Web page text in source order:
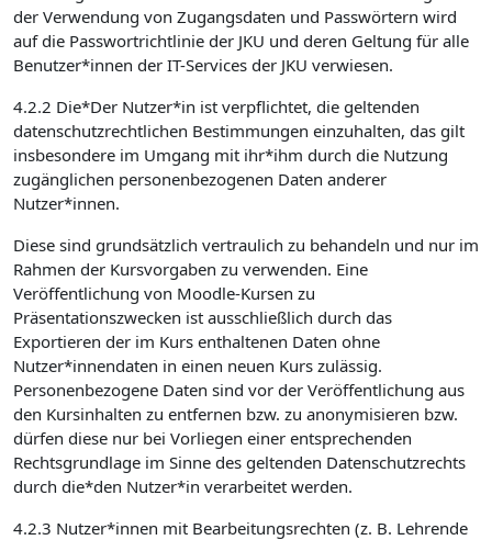
der Verwendung von Zugangsdaten und Passwörtern wird
auf die Passwortrichtlinie der JKU und deren Geltung für alle
Benutzer*innen der IT-Services der JKU verwiesen.
4.2.2 Die*Der Nutzer*in ist verpflichtet, die geltenden
datenschutzrechtlichen Bestimmungen einzuhalten, das gilt
insbesondere im Umgang mit ihr*ihm durch die Nutzung
zugänglichen personenbezogenen Daten anderer
Nutzer*innen.
Diese sind grundsätzlich vertraulich zu behandeln und nur im
Rahmen der Kursvorgaben zu verwenden. Eine
Veröffentlichung von Moodle-Kursen zu
Präsentationszwecken ist ausschließlich durch das
Exportieren der im Kurs enthaltenen Daten ohne
Nutzer*innendaten in einen neuen Kurs zulässig.
Personenbezogene Daten sind vor der Veröffentlichung aus
den Kursinhalten zu entfernen bzw. zu anonymisieren bzw.
dürfen diese nur bei Vorliegen einer entsprechenden
Rechtsgrundlage im Sinne des geltenden Datenschutzrechts
durch die*den Nutzer*in verarbeitet werden.
4.2.3 Nutzer*innen mit Bearbeitungsrechten (z. B. Lehrende